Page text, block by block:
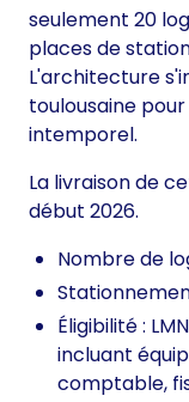
seulement 20
places de
L'architecture
toulousaine
intemporel.
La livraison de
début 2026.
Nombre de
Éligibilité :
incluant
comptable,